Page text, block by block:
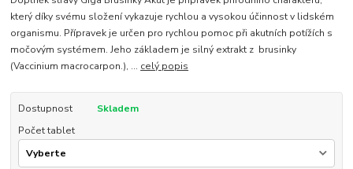
který díky svému složení vykazuje rychlou a vysokou účinnost v lidském
organismu. Přípravek je určen pro rychlou pomoc při akutních potížích s
močovým systémem. Jeho základem je silný extrakt z brusinky
(Vaccinium macrocarpon.), ... celý popis
Dostupnost
Skladem
Počet tablet